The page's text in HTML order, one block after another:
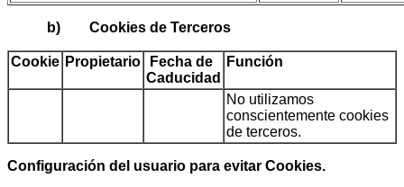
b) Cookies de Terceros
Cookie Propietario
Fecha de
Caducidad
Función
No utilizamos
conscientemente cookies
de terceros.
Configuración del usuario para evitar Cookies.